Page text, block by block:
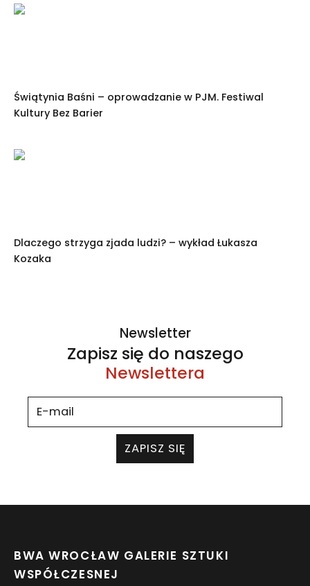
Świątynia Baśni – oprowadzanie w PJM. Festiwal
Kultury Bez Barier
Dlaczego strzyga zjada ludzi? – wykład Łukasza
Kozaka
Newsletter
Zapisz się do naszego
Newslettera
ZAPISZ SIĘ
BWA WROCŁAW GALERIE SZTUKI
WSPÓŁCZESNEJ